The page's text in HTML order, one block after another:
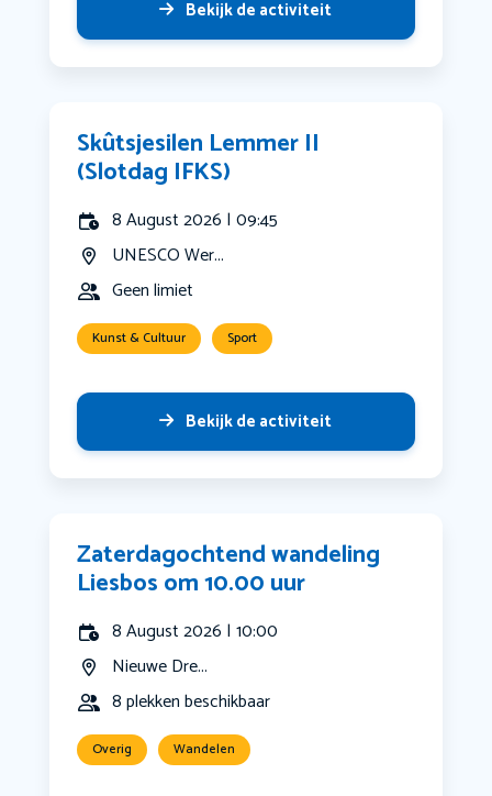
Bekijk de activiteit
Skûtsjesilen Lemmer II
(Slotdag IFKS)
8 August 2026 | 09:45
UNESCO Wer...
Geen limiet
Kunst & Cultuur Sport
Bekijk de activiteit
Zaterdagochtend wandeling
Liesbos om 10.00 uur
8 August 2026 | 10:00
Nieuwe Dre...
8 plekken beschikbaar
Overig Wandelen